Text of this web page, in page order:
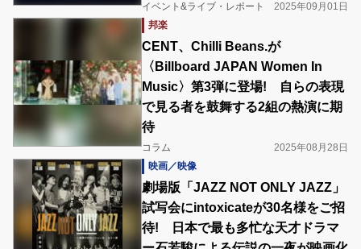
イベント&ライブ・レポート
2025年09月01日
邦楽
CENT、Chilli Beans.が
〈Billboard JAPAN Women In
Music〉第3弾に登場! 自らの表現
で見る者を鼓舞する2組の熱演に期
待
コラム
2025年08月28日
映画／映像
劇場版「JAZZ NOT ONLY JAZZ」
試写会にintoxicateが30名様をご招
待! 日本で最も多忙な天才ドラマ